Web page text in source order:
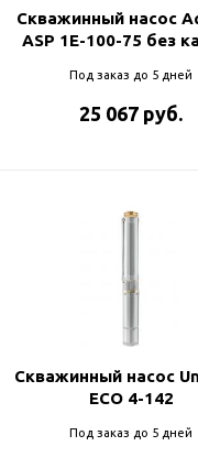
Скважинный насос
ASP 1E-100-75 без
Под заказ до 5 дней
25 067 руб.
Скважинный насос
ECO 4-142
Под заказ до 5 дней